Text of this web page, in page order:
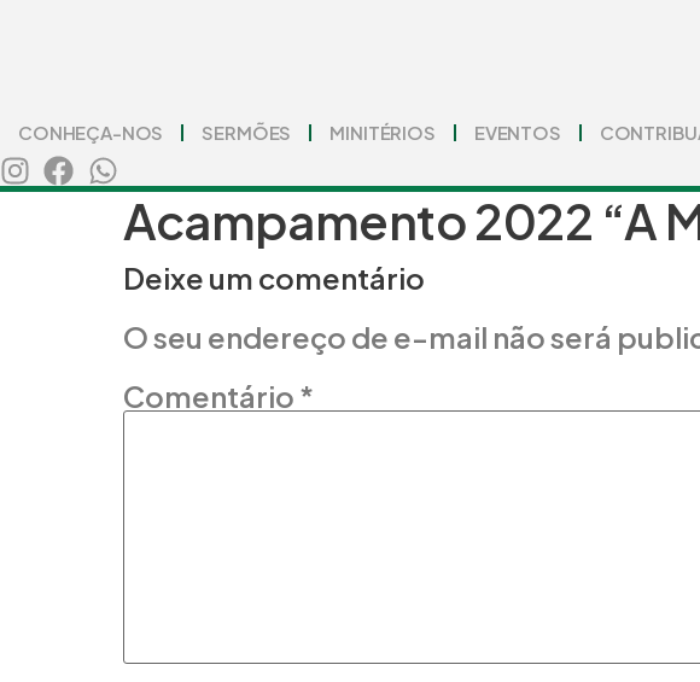
CONTEÚDO
CONHEÇA-NOS SERMÕES MINITÉRIOS EVENTOS
Acampamento 2022 “A
Deixe um comentário
O seu endereço de e-mail não será
Comentário *